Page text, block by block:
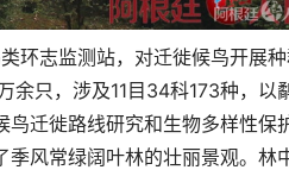
环志监测站，对迁徙候鸟开展
余只，涉及11目34科173种，以
鸟迁徙路线研究和生物多样性保
风常绿阔叶林的壮丽景观。林